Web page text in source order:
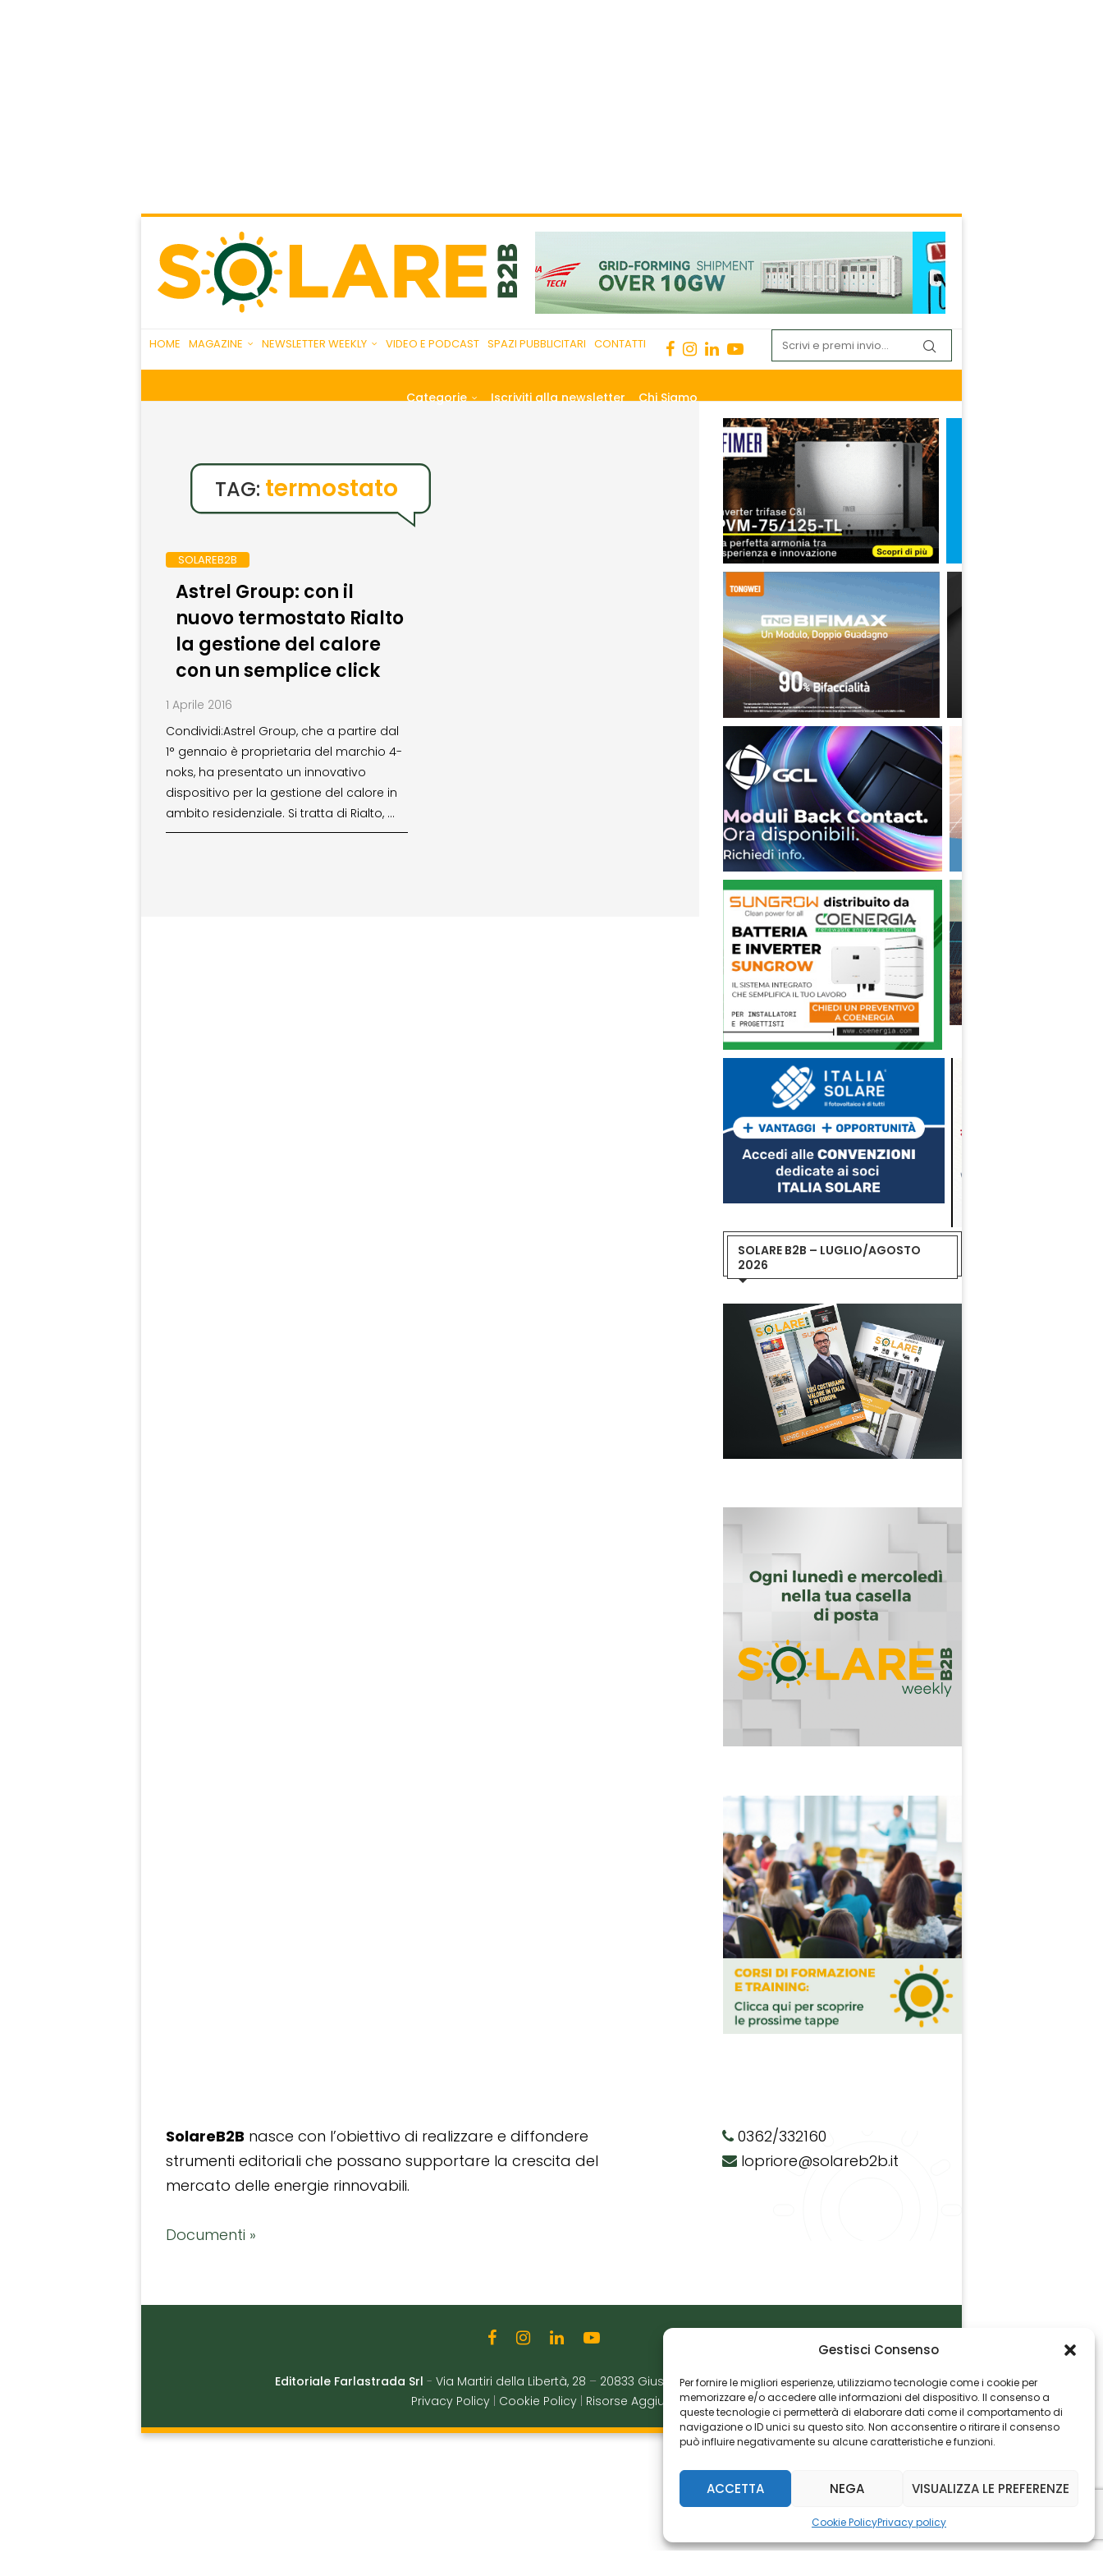
Gestisci Consenso
Per fornire le migliori esperienze, utilizziamo tecnologie come i cookie per
memorizzare e/o accedere alle informazioni del dispositivo. Il consenso a
queste tecnologie ci permetterà di elaborare dati come il comportamento di
navigazione o ID unici su questo sito. Non acconsentire o ritirare il consenso
può influire negativamente su alcune caratteristiche e funzioni.
ACCETTA NEGA VISUALIZZA LE PREFERENZE
Cookie PolicyPrivacy policy
HOME MAGAZINE NEWSLETTER WEEKLY VIDEO E PODCAST SPAZI PUBBLICITARI CONTATTI
Categorie Iscriviti alla newsletter Chi Siamo
TAG: termostato
SOLAREB2B
Astrel Group: con il
nuovo termostato Rialto
la gestione del calore
con un semplice click
1 Aprile 2016
Condividi:Astrel Group, che a partire dal
1° gennaio è proprietaria del marchio 4-
noks, ha presentato un innovativo
dispositivo per la gestione del calore in
ambito residenziale. Si tratta di Rialto, …
SOLARE B2B – LUGLIO/AGOSTO
2026
SolareB2B nasce con l’obiettivo di realizzare e diffondere
strumenti editoriali che possano supportare la crescita del
mercato delle energie rinnovabili.
Documenti »
0362/332160
lopriore@solareb2b.it
Editoriale Farlastrada Srl - Via Martiri della Libertà, 28 – 20833 Giussano (MB) | P.I. 06982770965
Privacy Policy
Cookie Policy Risorse Aggiuntive